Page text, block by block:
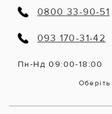
0800 33-90-51
093 170-31-42
Пн-Нд 09:00-18:00